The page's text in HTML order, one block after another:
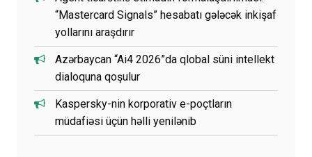
“Mastercard Signals” hesabatı gələcək inkişaf
yollarını araşdırır
Azərbaycan “Ai4 2026”da qlobal süni intellekt
dialoquna qoşulur
Kaspersky-nin korporativ e-poçtların
müdafiəsi üçün həlli yenilənib